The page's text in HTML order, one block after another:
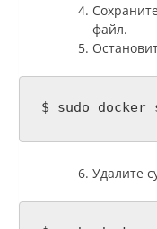
файл.
$ sudo docker
Удалите